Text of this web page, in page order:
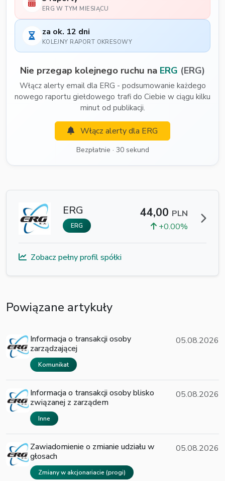
ERG W TYM MIESIĄCU
za ok. 12 dni
KOLEJNY RAPORT OKRESOWY
Nie przegap kolejnego ruchu na ERG (ERG)
Włącz alerty email dla ERG - podsumowanie każdego
nowego raportu giełdowego trafi do Ciebie w ciągu kilku
minut od publikacji.
Włącz alerty dla ERG
Bezpłatnie · 30 sekund
ERG
ERG
44,00 PLN
+0.00%
Zobacz pełny profil spółki
Powiązane artykuły
Informacja o transakcji osoby
zarządzającej
Komunikat
05.08.2026
Informacja o transakcji osoby blisko
związanej z zarządem
Inne
05.08.2026
Zawiadomienie o zmianie udziału w
głosach
Zmiany w akcjonariacie (progi)
05.08.2026